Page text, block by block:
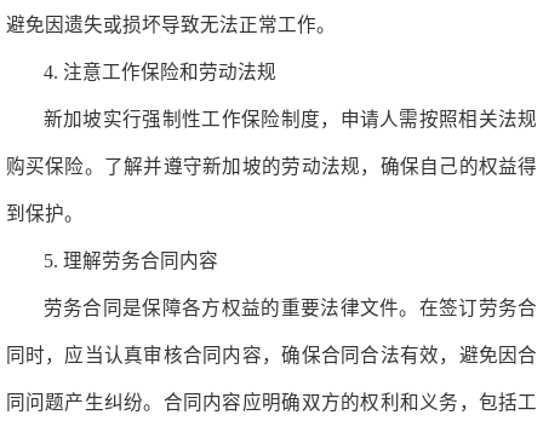
避免因遗失或损坏导致无法正常工作。
4. 注意工作保险和劳动法规
新加坡实行强制性工作保险制度，申请人需按照相关法规
购买保险。了解并遵守新加坡的劳动法规，确保自己的权益得
到保护。
5. 理解劳务合同内容
劳务合同是保障各方权益的重要法律文件。在签订劳务合
同时，应当认真审核合同内容，确保合同合法有效，避免因合
同问题产生纠纷。合同内容应明确双方的权利和义务，包括工